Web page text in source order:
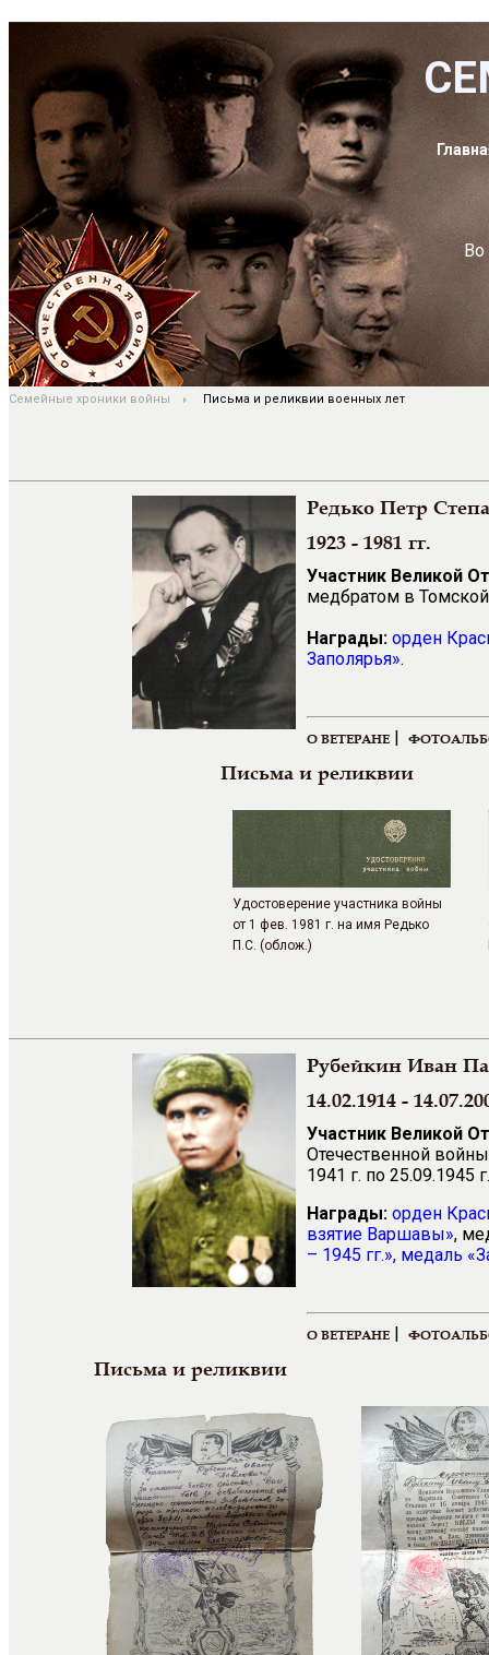
Во
Семейные хроники войны Письма и реликвии военных лет
Редько Петр
1923 - 1981 гг.
Участник Великой
медбратом в
Награды: орден
Заполярья».
О ВЕТЕРАНЕ |
Письма и реликвии
Удостоверение участника войны
от 1 фев. 1981 г. на имя Редько
П.С. (облож.)
Рубейкин Иван
14.02.1914 -
Участник Великой
Отечественной
1941 г. по
Награды: орден
взятие Варшавы»,
– 1945 гг.», медаль
О ВЕТЕРАНЕ |
Письма и реликвии